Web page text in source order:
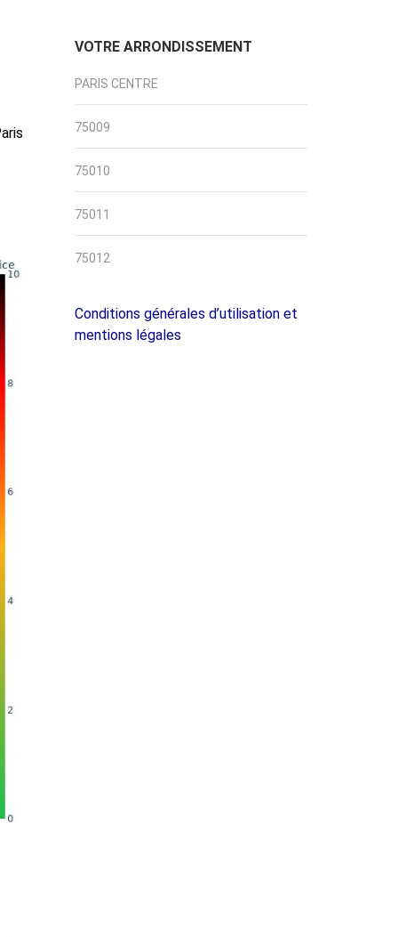
VOTRE ARRONDISSEMENT
PARIS CENTRE
75009
75010
75011
75012
Conditions générales d’utilisation et
mentions légales